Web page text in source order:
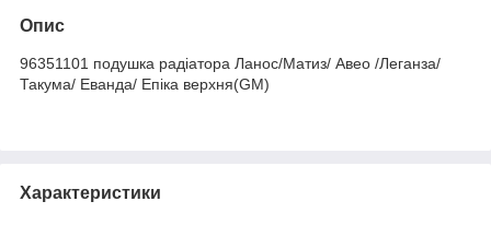
Опис
96351101 подушка радіатора Ланос/Матиз/ Авео /Леганза/
Такума/ Еванда/ Епіка верхня(GM)
Характеристики